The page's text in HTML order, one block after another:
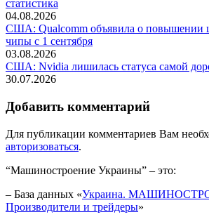
статистика
04.08.2026
США: Qualcomm объявила о повышении
чипы с 1 сентября
03.08.2026
США: Nvidia лишилась статуса самой
30.07.2026
Добавить комментарий
Для публикации комментариев Вам
авторизоваться.
“Машиностроение Украины” – это:
– База данных «Украина.
Производители и трейдеры»